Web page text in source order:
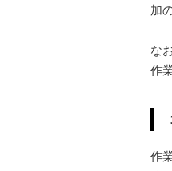
加
な
作
作